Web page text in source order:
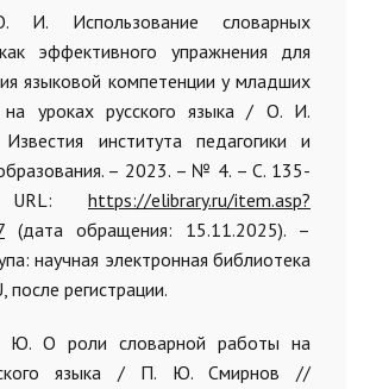
И. Использование словарных
эффективного упражнения для
языковой компетенции у младших
на уроках русского языка / О. И.
института педагогики и
– 2023. – № 4. – С. 135-
https://elibrary.ru/item.asp?
(дата обращения: 15.11.2025). –
научная электронная библиотека
после регистрации.
Ю. О роли словарной работы на
языка / П. Ю. Смирнов //